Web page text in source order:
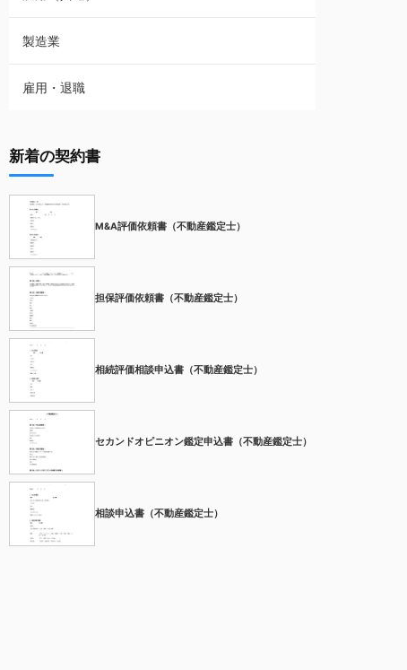
製造業
雇用・退職
新着の契約書
M&A評価依頼書（不動産鑑定士）
担保評価依頼書（不動産鑑定士）
相続評価相談申込書（不動産鑑定士）
セカンドオピニオン鑑定申込書（不動産鑑定士）
相談申込書（不動産鑑定士）